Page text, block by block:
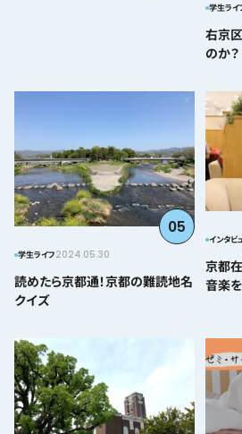
学生ライ
右京
のか？
05
学生ライフ2024.05.30
読めたら京都通！京都の難読地名
クイズ
インタビ
京都
音楽